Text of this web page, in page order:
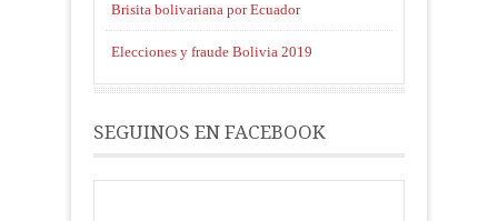
Brisita bolivariana por Ecuador
Elecciones y fraude Bolivia 2019
SEGUINOS EN FACEBOOK